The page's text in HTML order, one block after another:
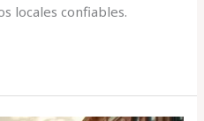
locales confiables.